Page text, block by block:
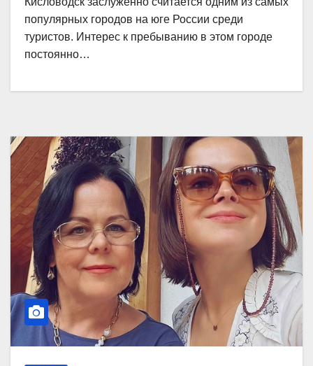
популярных городов на юге России среди
туристов. Интерес к пребыванию в этом городе
постоянно…